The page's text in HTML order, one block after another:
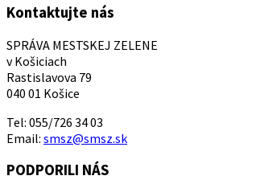
Kontaktujte nás
SPRÁVA MESTSKEJ ZELENE
v Košiciach
Rastislavova 79
040 01 Košice
Tel: 055/726 34 03
Email: smsz@smsz.sk
PODPORILI NÁS